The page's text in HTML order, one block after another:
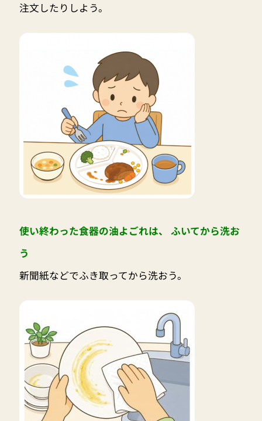
注文したりしよう。
使い終わった食器の油よごれは、 ふいてから洗お
う
新聞紙などでふき取ってから洗おう。